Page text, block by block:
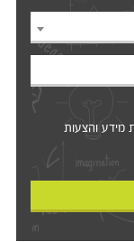
והצעות